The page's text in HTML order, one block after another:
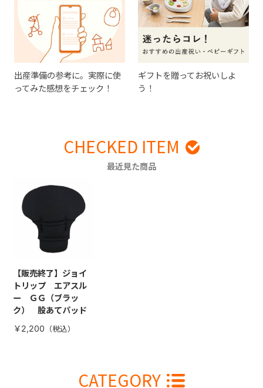
出産準備の参考に。実際に使
ってみた感想をチェック！
ギフトを贈ってお祝いしよ
う！
CHECKED ITEM
最近見た商品
【販売終了】ジョイ
トリップ エアスル
ー ＧＧ（ブラッ
ク） 股あてパッド
￥2,200
CATEGORY